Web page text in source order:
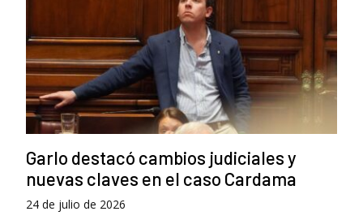
Garlo destacó cambios judiciales y
nuevas claves en el caso Cardama
24 de julio de 2026